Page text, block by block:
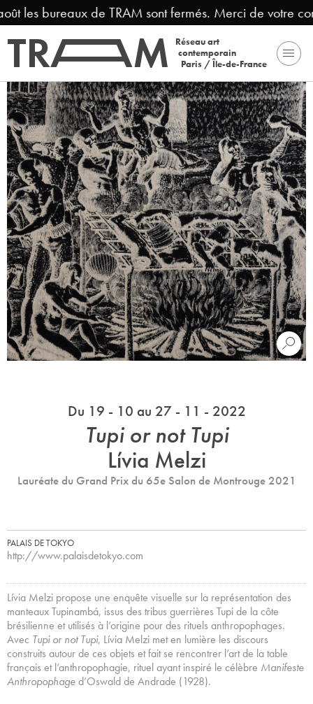
les bureaux de TRAM sont fermés. Merci de votre
Réseau art
contemporain
Paris / Île-de-France
Du 19 - 10 au 27 - 11 - 2022
Tupi or not Tupi
Lívia Melzi
Lauréate du Grand Prix du 65e Salon de Montrouge 2021
PALAIS DE TOKYO
http://www.palaisdetokyo.com
Lívia Melzi propose une enquête visuelle sur la représentation des
manteaux Tupinambá, issus des tribus guerrières Tupi de la côte
brésilienne et utilisés à l’origine pour des rituels anthropophages.
Avec Tupi or not Tupi, Lívia Melzi met en lumière les discours
construits autour de ces objets et fait se rencontrer l’art de la table
français et l’anthropophagie, rituel ayant inspiré le célèbre Manifeste
Anthropophaged’Oswald de Andrade (1928).